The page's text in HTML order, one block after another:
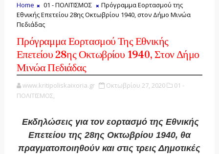
Home 01 - ΠΟΛΙΤΙΣΜΟΣ
Πρόγραμμα Εορτασμού της
Εθνικής Επετείου 28ης Οκτωβρίου 1940, στον Δήμο Μινώα
Πεδιάδας
Πρόγραμμα Εορτασμού Της Εθνικής
Επετείου 28ης Οκτωβρίου 1940, Στον Δήμο
Μινώα Πεδιάδας
www.kritipoliskaixoria.gr Οκτωβρίου 27, 2020
01 -
ΠΟΛΙΤΙΣΜΟΣ,
Εκδηλώσεις για τον εορτασμό της Εθνικής
Επετείου της 28ης Οκτωβρίου 1940, θα
πραγματοποιηθούν και στις τρεις Δημοτικές